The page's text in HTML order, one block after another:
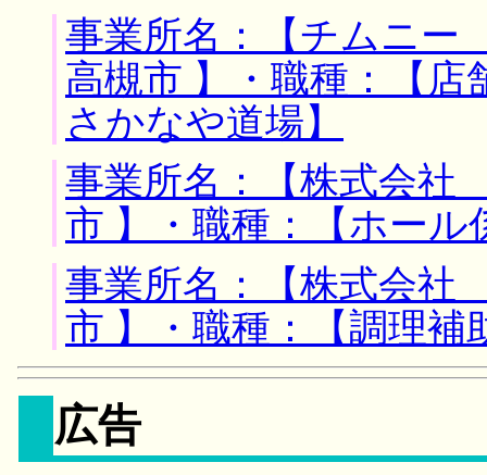
事業所名：【チムニ
高槻市 】・職種：【店
さかなや道場】
事業所名：【株式会社
市 】・職種：【ホール
事業所名：【株式会社
市 】・職種：【調理補
広告